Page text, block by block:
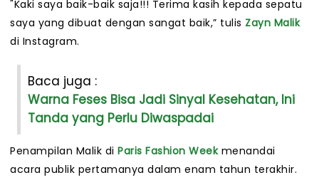
"Kaki saya baik-baik saja!!! Terima kasih kepada sepatu
saya yang dibuat dengan sangat baik,” tulis Zayn Malik
di Instagram.
Baca juga :
Warna Feses Bisa Jadi Sinyal Kesehatan, Ini
Tanda yang Perlu Diwaspadai
Penampilan Malik di Paris Fashion Weekmenandai
acara publik pertamanya dalam enam tahun terakhir.